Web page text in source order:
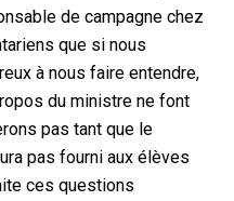
de campagne chez
que si nous
à nous faire entendre,
du ministre ne font
pas tant que le
pas fourni aux élèves
ces questions